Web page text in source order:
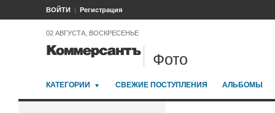
ВОЙТИ Регистрация
02 АВГУСТА, ВОСКРЕСЕНЬЕ
Фото
КАТЕГОРИИ СВЕЖИЕ ПОСТУПЛЕНИЯ АЛЬБОМЫ